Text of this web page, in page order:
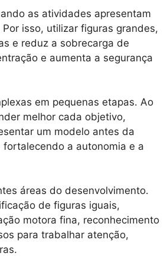
as atividades apresentam
isso, utilizar figuras grandes,
e reduz a sobrecarga de
e aumenta a segurança
em pequenas etapas. Ao
melhor cada objetivo,
um modelo antes da
a autonomia e a
áreas do desenvolvimento.
de figuras iguais,
motora fina, reconhecimento
para trabalhar atenção,